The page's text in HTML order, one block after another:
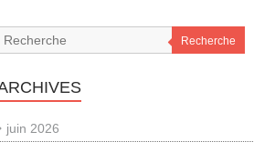
Recherche
juin 2026